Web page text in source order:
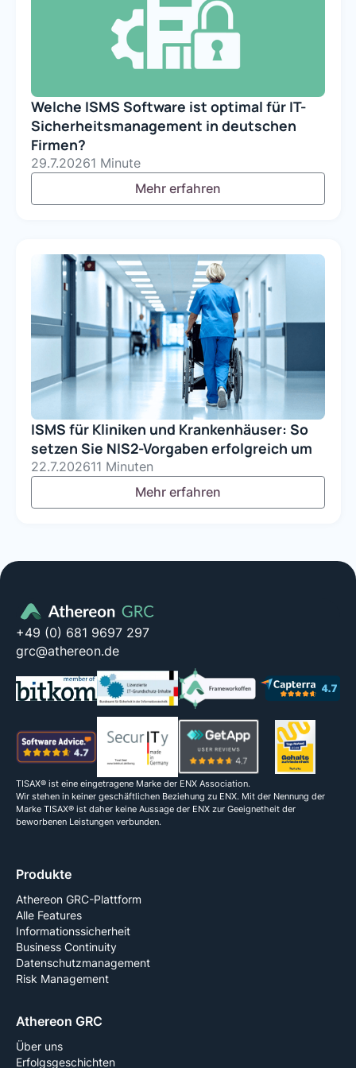
Welche ISMS Software ist optimal für IT-
Sicherheitsmanagement in deutschen
Firmen?
29.7.20261 Minute
Mehr erfahren
ISMS für Kliniken und Krankenhäuser: So
setzen Sie NIS2-Vorgaben erfolgreich um
22.7.202611 Minuten
Mehr erfahren
+49 (0) 681 9697 297
grc@athereon.de
TISAX® ist eine eingetragene Marke der ENX Association.
Wir stehen in keiner geschäftlichen Beziehung zu ENX. Mit der Nennung der
Marke TISAX® ist daher keine Aussage der ENX zur Geeignetheit der
beworbenen Leistungen verbunden.
Produkte
Athereon GRC-Plattform
Alle Features
Informationssicherheit
Business Continuity
Datenschutzmanagement
Risk Management
Athereon GRC
Über uns
Erfolgsgeschichten